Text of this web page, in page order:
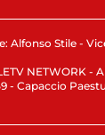
Alfonso Stile -
NETWORK -
- Capaccio